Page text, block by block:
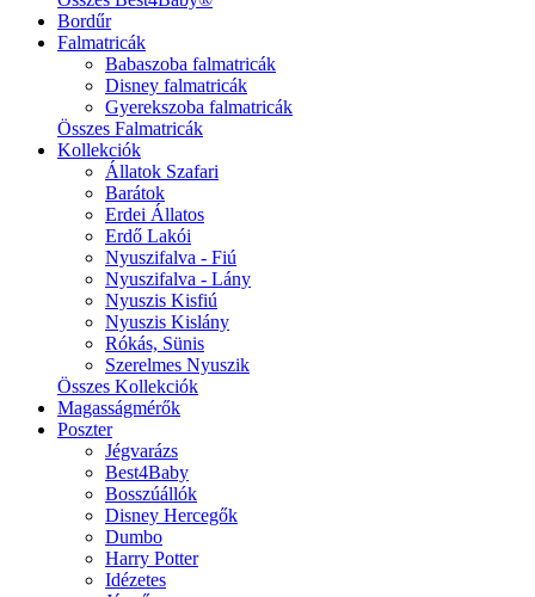
Bordűr
Falmatricák
Babaszoba falmatricák
Disney falmatricák
Gyerekszoba falmatricák
Összes Falmatricák
Kollekciók
Állatok Szafari
Barátok
Erdei Állatos
Erdő Lakói
Nyuszifalva - Fiú
Nyuszifalva - Lány
Nyuszis Kisfiú
Nyuszis Kislány
Rókás, Sünis
Szerelmes Nyuszik
Összes Kollekciók
Magasságmérők
Poszter
Jégvarázs
Best4Baby
Bosszúállók
Disney Hercegők
Dumbo
Harry Potter
Idézetes